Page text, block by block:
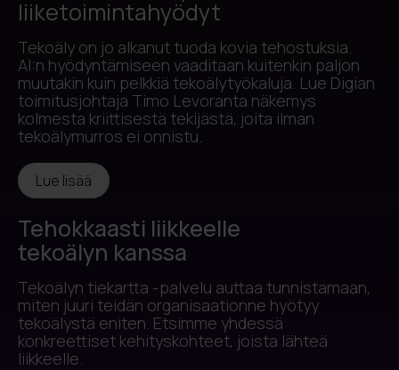
liiketoimintahyödyt
Tekoäly on jo alkanut tuoda kovia tehostuksia.
AI:n hyödyntämiseen vaaditaan kuitenkin paljon
muutakin kuin pelkkiä tekoälytyökaluja. Lue Digian
toimitusjohtaja Timo Levoranta näkemys
kolmesta kriittisestä tekijästä, joita ilman
tekoälymurros ei onnistu.
Lue lisää
Tehokkaasti liikkeelle
tekoälyn kanssa
Tekoälyn tiekartta -palvelu auttaa tunnistamaan,
miten juuri teidän organisaationne hyötyy
tekoälystä eniten. Etsimme yhdessä
konkreettiset kehityskohteet, joista lähteä
liikkeelle.